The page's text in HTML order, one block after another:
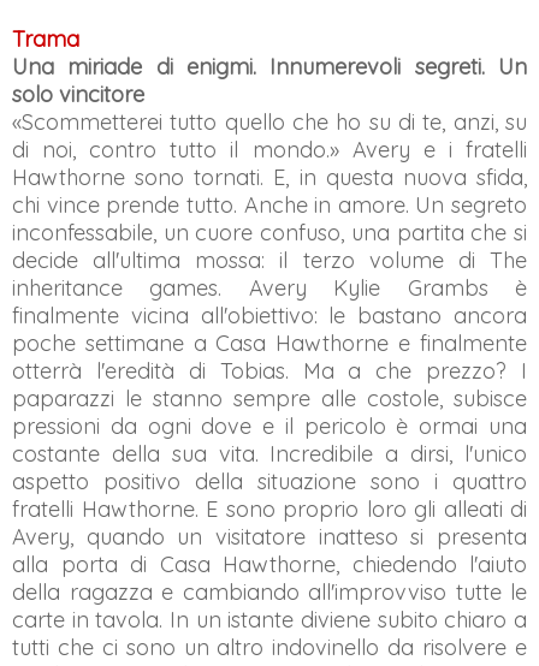
Trama
Una miriade di enigmi. Innumerevoli segreti. Un
solo vincitore
«Scommetterei tutto quello che ho su di te, anzi, su
di noi, contro tutto il mondo.» Avery e i fratelli
Hawthorne sono tornati. E, in questa nuova sfida,
chi vince prende tutto. Anche in amore. Un segreto
inconfessabile, un cuore confuso, una partita che si
decide all'ultima mossa: il terzo volume di The
inheritance games. Avery Kylie Grambs è
finalmente vicina all'obiettivo: le bastano ancora
poche settimane a Casa Hawthorne e finalmente
otterrà l'eredità di Tobias. Ma a che prezzo? I
paparazzi le stanno sempre alle costole, subisce
pressioni da ogni dove e il pericolo è ormai una
costante della sua vita. Incredibile a dirsi, l'unico
aspetto positivo della situazione sono i quattro
fratelli Hawthorne. E sono proprio loro gli alleati di
Avery, quando un visitatore inatteso si presenta
alla porta di Casa Hawthorne, chiedendo l'aiuto
della ragazza e cambiando all'improvviso tutte le
carte in tavola. In un istante diviene subito chiaro a
tutti che ci sono un altro indovinello da risolvere e